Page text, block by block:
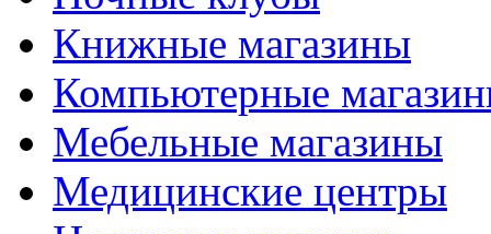
Книжные магазины
Компьютерные
Мебельные магазины
Медицинские центры